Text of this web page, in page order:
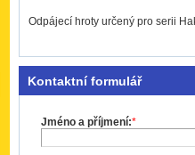
Odpájecí hroty určený pro serii
Kontaktní formulář
Jméno a příjmení:*